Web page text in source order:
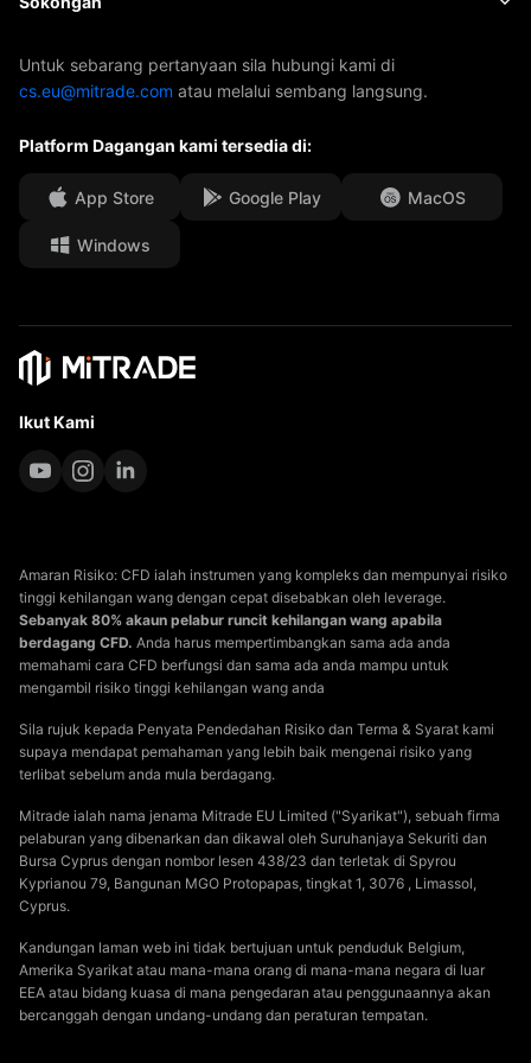
Anugerah Kami
Pusat media
Peluang Karir
Dokumen Undang-Undang
Pusat Bantuan
FAQ
Untuk sebarang pertanyaan sila hubungi kami di
cs.eu@mitrade.com atau melalui sembang langsung.
Platform Dagangan kami tersedia di:
App Store Google Play MacOS
Windows
Ikut Kami
Amaran Risiko: CFD ialah instrumen yang kompleks dan mempunyai risiko
tinggi kehilangan wang dengan cepat disebabkan oleh leverage.
Sebanyak 80% akaun pelabur runcit kehilangan wang apabila
berdagang CFD. Anda harus mempertimbangkan sama ada anda
memahami cara CFD berfungsi dan sama ada anda mampu untuk
mengambil risiko tinggi kehilangan wang anda
Sila rujuk kepada Penyata Pendedahan Risiko dan Terma & Syarat kami
supaya mendapat pemahaman yang lebih baik mengenai risiko yang
terlibat sebelum anda mula berdagang.
Mitrade ialah nama jenama Mitrade EU Limited ("Syarikat"), sebuah firma
pelaburan yang dibenarkan dan dikawal oleh Suruhanjaya Sekuriti dan
Bursa Cyprus dengan nombor lesen 438/23 dan terletak di Spyrou
Kyprianou 79, Bangunan MGO Protopapas, tingkat 1, 3076 , Limassol,
Cyprus.
Kandungan laman web ini tidak bertujuan untuk penduduk Belgium,
Amerika Syarikat atau mana-mana orang di mana-mana negara di luar
EEA atau bidang kuasa di mana pengedaran atau penggunaannya akan
bercanggah dengan undang-undang dan peraturan tempatan.